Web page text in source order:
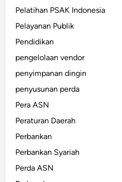
Pelatihan PSAK Indonesia
Pelayanan Publik
Pendidikan
pengelolaan vendor
penyimpanan dingin
penyusunan perda
Pera ASN
Peraturan Daerah
Perbankan
Perbankan Syariah
Perda ASN